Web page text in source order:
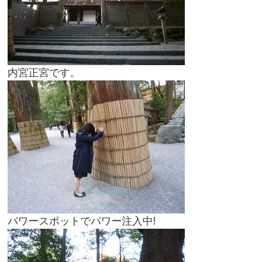
内宮正宮です。
パワースポットでパワー注入中!